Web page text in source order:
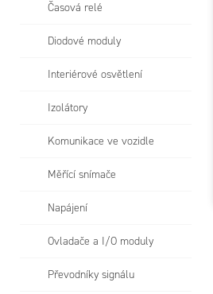
Časová relé
Diodové moduly
Interiérové osvětlení
Izolátory
Komunikace ve vozidle
Měřící snímače
Napájení
Ovladače a I/O moduly
Převodníky signálu